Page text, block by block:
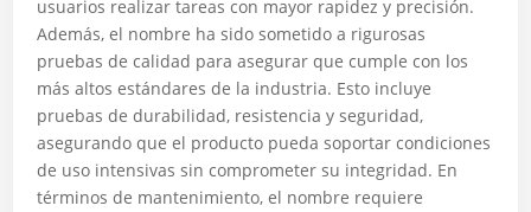
usuarios realizar tareas con mayor rapidez y precisión.
Además, el nombre ha sido sometido a rigurosas
pruebas de calidad para asegurar que cumple con los
más altos estándares de la industria. Esto incluye
pruebas de durabilidad, resistencia y seguridad,
asegurando que el producto pueda soportar condiciones
de uso intensivas sin comprometer su integridad. En
términos de mantenimiento, el nombre requiere